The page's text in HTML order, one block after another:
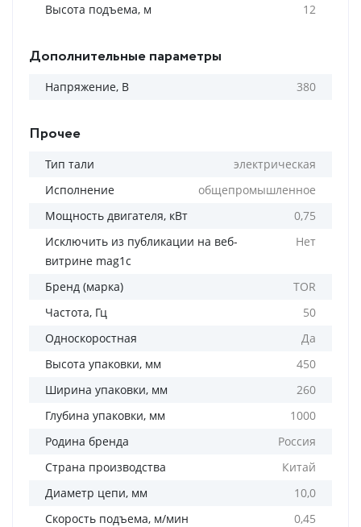
Высота подъема, м
12
Дополнительные параметры
Напряжение, В 380
Прочее
Тип тали
электрическая
Исполнение
общепромышленное
Мощность двигателя, кВт
0,75
Исключить из публикации на веб-
витрине mag1c
Нет
Бренд (марка)
TOR
Частота, Гц
50
Односкоростная
Да
Высота упаковки, мм
450
Ширина упаковки, мм
260
Глубина упаковки, мм
1000
Родина бренда
Россия
Страна производства
Китай
Диаметр цепи, мм
10,0
Скорость подъема, м/мин
0,45